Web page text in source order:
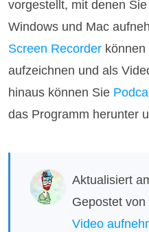
vorgestellt, mit denen
Windows und Mac
Screen Recorder
aufzeichnen und als
hinaus können Sie
das Programm herunter
Aktualisiert
Gepostet von
Video